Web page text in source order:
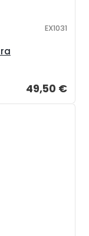
EX1031
49,50 €